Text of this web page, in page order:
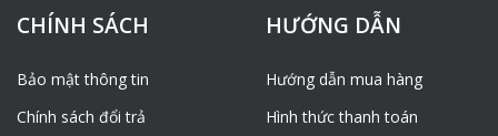
CHÍNH SÁCH
Bảo mật thông tin
Chính sách đổi trả
HƯỚNG DẪN
Hướng dẫn mua hàng
Hình thức thanh toán